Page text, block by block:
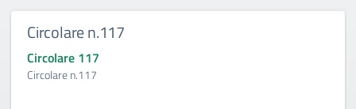
Circolare n.117
Circolare 117
Circolare n.117